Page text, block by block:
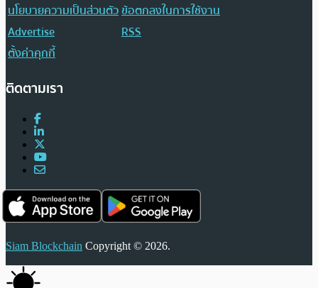
นโยบายความเป็นส่วนตัวข้อตกลงในการใช้งาน
Advertise
RSS
ตั้งค่าคุกกี้
ติดตามเรา
Siam Blockchain Copyright © 2026.